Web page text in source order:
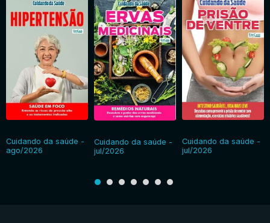
Cuidando da saúde -
ago/2026
Cuidando da saúde -
jul/2026
Cuidando da saúde -
jul/2026